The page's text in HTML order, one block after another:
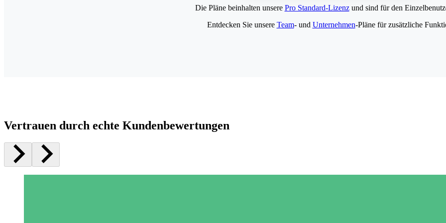
Die Pläne beinhalten unsere Pro Standard-Lizenzund sind für den
Entdecken Sie unsere Team- und Unternehmen-Pläne für zusätzliche
Vertrauen durch echte Kundenbewertungen